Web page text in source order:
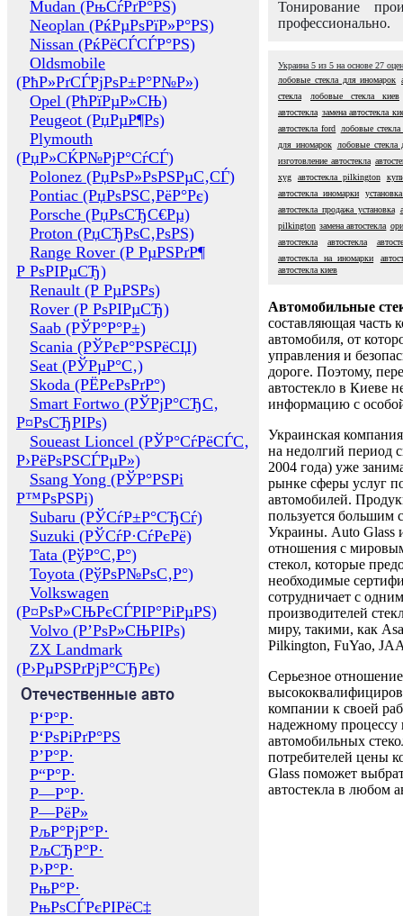
Mudan (РњСѓРґР°РЅ)
Neoplan (РќРµРѕРїР»Р°РЅ)
Nissan (РќРёСЃСЃР°РЅ)
Oldsmobile
(РћР»РґСЃРјРѕР±Р°Р№Р»)
Opel (РћРїРµР»СЊ)
Peugeot (РџРµР¶Рѕ)
Plymouth
(РџР»СЌР№РјР°СѓСЃ)
Polonez (РџРѕР»РѕРЅРµС‚СЃ)
Pontiac (РџРѕРЅС‚РёР°Рє)
Porsche (РџРѕСЂС€Рµ)
Proton (РџСЂРѕС‚РѕРЅ)
Range Rover (Р РµРЅРґР¶
Р РѕРІРµСЂ)
Renault (Р РµРЅРѕ)
Rover (Р РѕРІРµСЂ)
Saab (РЎР°Р°Р±)
Scania (РЎРєР°РЅРёСЏ)
Seat (РЎРµР°С‚)
Skoda (РЁРєРѕРґР°)
Smart Fortwo (РЎРјР°СЂС‚
Р¤РѕСЂРІРѕ)
Soueast Lioncel (РЎР°СѓРёСЃС‚
Р›РёРѕРЅСЃРµР»)
Ssang Yong (РЎР°РЅРі
Р™РѕРЅРі)
Subaru (РЎСѓР±Р°СЂСѓ)
Suzuki (РЎСѓР·СѓРєРё)
Tata (РўР°С‚Р°)
Toyota (РўРѕР№РѕС‚Р°)
Volkswagen
(Р¤РѕР»СЊРєСЃРІР°РіРµРЅ)
Volvo (Р’РѕР»СЊРІРѕ)
ZX Landmark
(Р›РµРЅРґРјР°СЂРє)
Отечественные авто
Р‘Р°Р·
Р‘РѕРіРґР°РЅ
Р’Р°Р·
Р“Р°Р·
Р—Р°Р·
Р—РёР»
РљР°РјР°Р·
РљСЂР°Р·
Р›Р°Р·
РњР°Р·
РњРѕСЃРєРІРёС‡
Тонирование
профессионально.
Украина 5 из 5 на основе 27
лобовые стекла для иномарок
стекла
лобовые стекла киев
автостекла замена автостекла
автостекла ford
лобовые стекла
для иномарок
лобовые стекла
изготовление автостекла
xyg
автостекла pilkington
автостекла иномарки
автостекла продажа установка
pilkington замена автостекла
автостекла
автостекла
автостекла на иномарки
автостекла киев
Автомобильные
составляющая часть
автомобиля, от
управления и
дороге. Поэтому,
автостекло в Киеве
информацию с
Украинская
на недолгий период
2004 года) уже
рынке сферы услуг
автомобилей.
пользуется большим
Украины. Auto Glass
отношения с
стекол, которые
необходимые
сотрудничает с
производителей
миру, такими, как
Pilkington, FuYao,
Серьезное отношение
компании к своей
надежному процессу
автомобильных
потребителей цены
Glass поможет
автостекла в любом